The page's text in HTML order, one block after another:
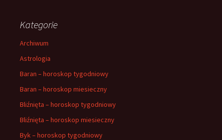
Kategorie
Archiwum
Astrologia
Baran – horoskop tygodniowy
Baran – horoskop miesieczny
Bliźnięta – horoskop tygodniowy
Bliźnięta – horoskop miesieczny
Byk – horoskop tygodniowy